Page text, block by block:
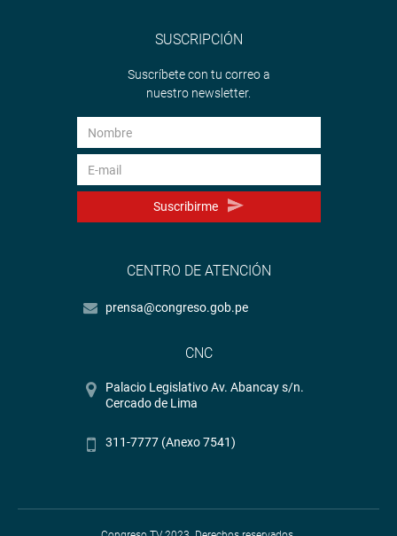
SUSCRIPCIÓN
Suscríbete con tu correo a
nuestro newsletter.
Suscribirme
CENTRO DE ATENCIÓN
prensa@congreso.gob.pe
CNC
Palacio Legislativo Av. Abancay s/n.
Cercado de Lima
311-7777 (Anexo 7541)